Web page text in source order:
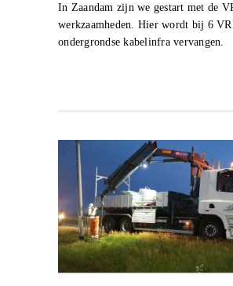
In Zaandam zijn we gestart met de
werkzaamheden. Hier wordt bij 6
ondergrondse kabelinfra vervangen.